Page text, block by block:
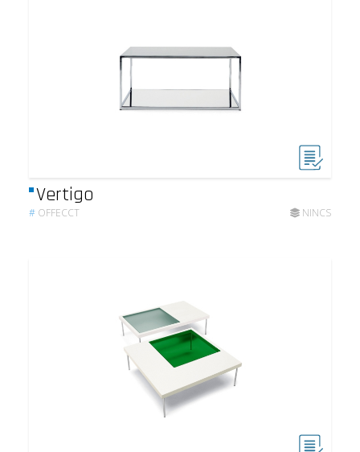
Vertigo
# OFFECCT NINCS